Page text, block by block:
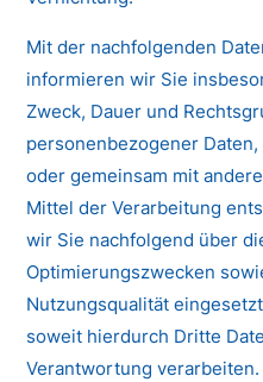
Mit der nachfolgenden
informieren wir Sie
Zweck, Dauer und
personenbezogener
oder gemeinsam mit
Mittel der Verarbeitung
wir Sie nachfolgend über
Optimierungszwecken
Nutzungsqualität
soweit hierdurch Dritte
Verantwortung verarbeiten.